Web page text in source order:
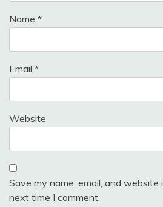
Name *
Email *
Website
Save my name, email, and
next time I comment.